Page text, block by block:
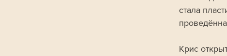
стала
Крис